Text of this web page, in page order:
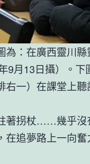
為：在廣西靈川
9月13日攝）。
右一）在課堂上
著拐杖……幾乎沒
在追夢路上一向